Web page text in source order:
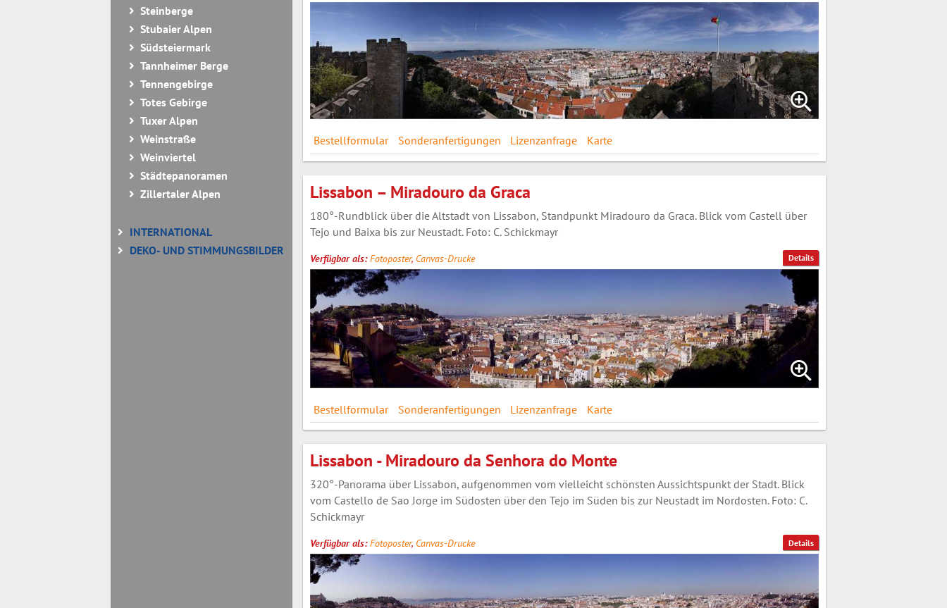
Steinberge
Stubaier Alpen
Südsteiermark
Tannheimer Berge
Tennengebirge
Totes Gebirge
Tuxer Alpen
Weinstraße
Weinviertel
Städtepanoramen
Zillertaler Alpen
INTERNATIONAL
DEKO- UND STIMMUNGSBILDER
Bestellformular Sonderanfertigungen Lizenzanfrage Karte
Details
Lissabon – Miradouro da Graca
180°-Rundblick über die Altstadt von Lissabon, Standpunkt Miradouro da Graca. Blick vom Castell über
Tejo und Baixa bis zur Neustadt. Foto: C. Schickmayr
Verfügbar als:Fotoposter, Canvas-Drucke
Bestellformular Sonderanfertigungen Lizenzanfrage Karte
Details
Lissabon - Miradouro da Senhora do Monte
320°-Panorama über Lissabon, aufgenommen vom vielleicht schönsten Aussichtspunkt der Stadt. Blick
vom Castello de Sao Jorge im Südosten über den Tejo im Süden bis zur Neustadt im Nordosten. Foto: C.
Schickmayr
Verfügbar als:Fotoposter, Canvas-Drucke